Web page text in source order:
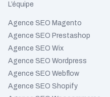
L’équipe
Agence SEO Magento
Agence SEO Prestashop
Agence SEO Wix
Agence SEO Wordpress
Agence SEO Webflow
Agence SEO Shopify